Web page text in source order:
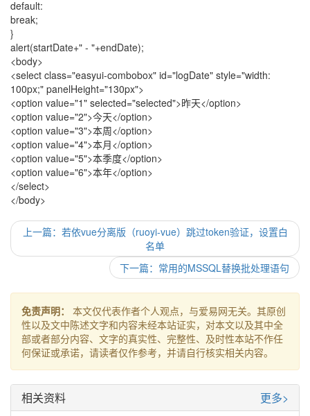
default:
break;
}
alert(startDate+" - "+endDate);
<body>
<select class="easyui-combobox" id="logDate" style="width:
100px;" panelHeight="130px">
<option value="1" selected="selected">昨天</option>
<option value="2">今天</option>
<option value="3">本周</option>
<option value="4">本月</option>
<option value="5">本季度</option>
<option value="6">本年</option>
</select>
</body>
上一篇：若依vue分离版（ruoyi-vue）跳过token验证，设置白
名单
下一篇：常用的MSSQL替换批处理语句
免责声明：
本文仅代表作者个人观点，与爱易网无关。其原创
性以及文中陈述文字和内容未经本站证实，对本文以及其中全
部或者部分内容、文字的真实性、完整性、及时性本站不作任
何保证或承诺，请读者仅作参考，并请自行核实相关内容。
相关资料 更多>